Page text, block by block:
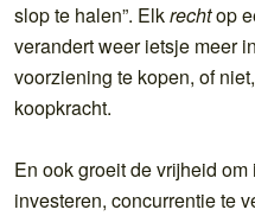
slop te halen”. Elkrechtop
verandert weer ietsje meer
voorziening te kopen, of
koopkracht.
En ook groeit de vrijheid
investeren, concurrentie te